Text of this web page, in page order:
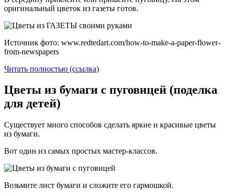
оригинальный цветок из газеты готов.
Источник фото: www.redtedart.com/how-to-make-a-paper-flower-
from-newspapers
Читать полностью (ссылка)
Цветы из бумаги с пуговицей (поделка
для детей)
Существует много способов сделать яркие и красивые цветы
из бумаги.
Вот один из самых простых мастер-классов.
Возьмите лист бумаги и сложите его гармошкой.